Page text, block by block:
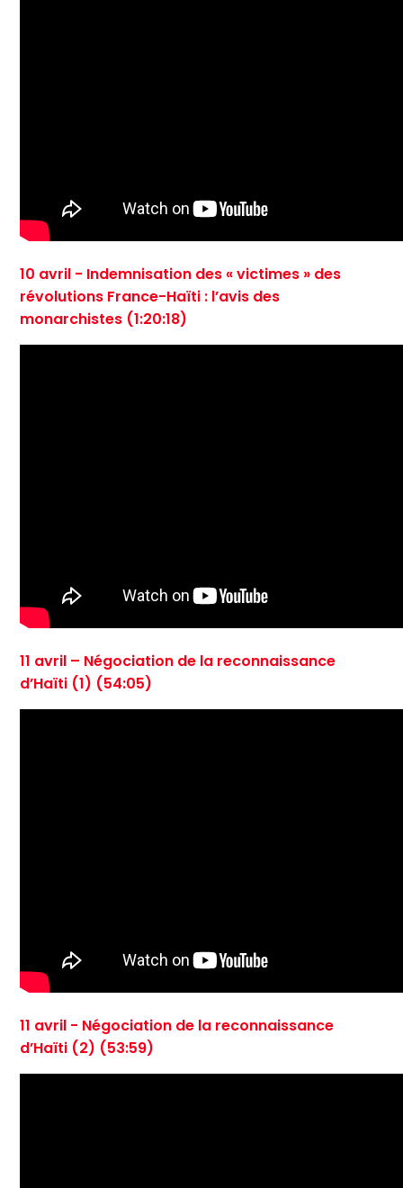
10 avril - Indemnisation des « victimes » des
révolutions France-Haïti : l’avis des
monarchistes (1:20:18)
11 avril – Négociation de la reconnaissance
d’Haïti (1) (54:05)
11 avril - Négociation de la reconnaissance
d’Haïti (2) (53:59)